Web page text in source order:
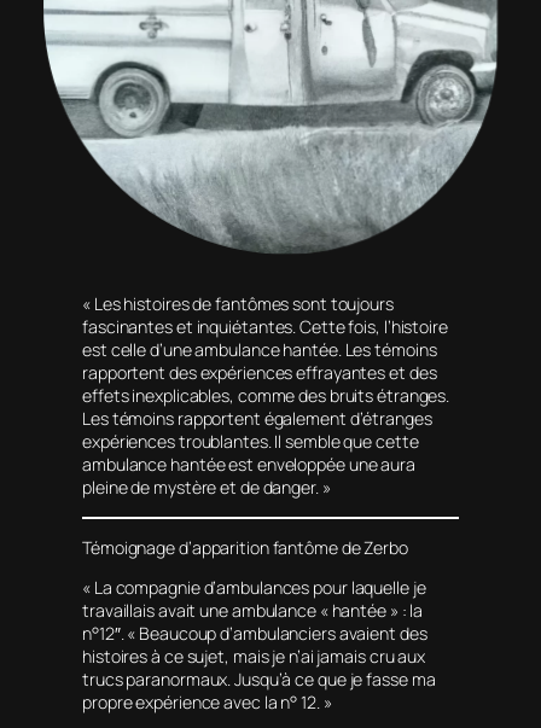
« Les histoires de fantômes sont toujours
fascinantes et inquiétantes. Cette fois, l’histoire
est celle d’une ambulance hantée. Les témoins
rapportent des expériences effrayantes et des
effets inexplicables, comme des bruits étranges.
Les témoins rapportent également d’étranges
expériences troublantes. Il semble que cette
ambulance hantée est enveloppée une aura
pleine de mystère et de danger. »
Témoignage d’apparition fantôme de Zerbo
« La compagnie d’ambulances pour laquelle je
travaillais avait une ambulance « hantée » : la
n°12″. « Beaucoup d’ambulanciers avaient des
histoires à ce sujet, mais je n’ai jamais cru aux
trucs paranormaux. Jusqu’à ce que je fasse ma
propre expérience avec la n° 12. »